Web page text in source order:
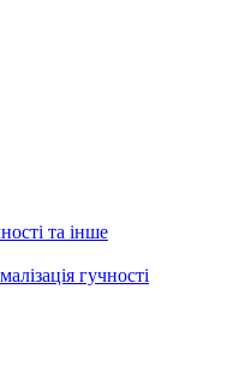
та інше
гучності